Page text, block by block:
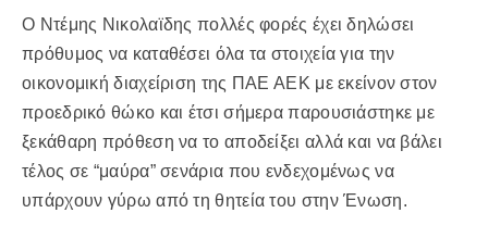
Ο Ντέμης Νικολαϊδης πολλές φορές έχει δηλώσει
πρόθυμος να καταθέσει όλα τα στοιχεία για την
οικονομική διαχείριση της ΠΑΕ ΑΕΚ με εκείνον στον
προεδρικό θώκο και έτσι σήμερα παρουσιάστηκε με
ξεκάθαρη πρόθεση να το αποδείξει αλλά και να βάλει
τέλος σε “μαύρα” σενάρια που ενδεχομένως να
υπάρχουν γύρω από τη θητεία του στην Ένωση.